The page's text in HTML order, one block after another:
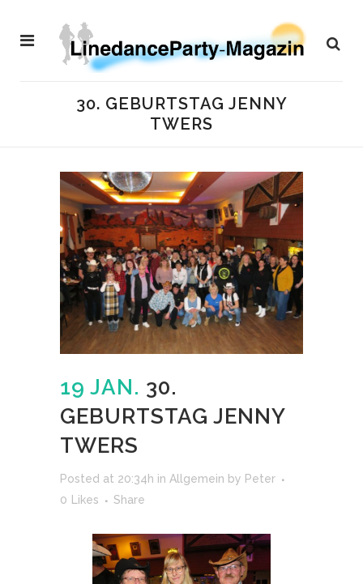
30. GEBURTSTAG JENNY
TWERS
19 JAN. 30.
GEBURTSTAG JENNY
TWERS
Posted at 20:34h in Allgemein by Peter
0
Likes Share